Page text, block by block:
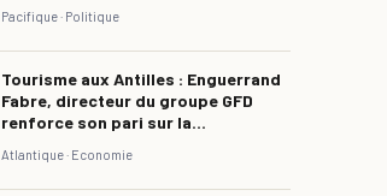
Pacifique · Politique
Tourisme aux Antilles : Enguerrand
Fabre, directeur du groupe GFD
renforce son pari sur la...
Atlantique · Economie